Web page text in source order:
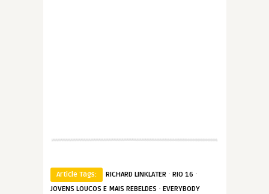
Article Tags: RICHARD LINKLATER · RIO 16 ·
JOVENS LOUCOS E MAIS REBELDES · EVERYBODY